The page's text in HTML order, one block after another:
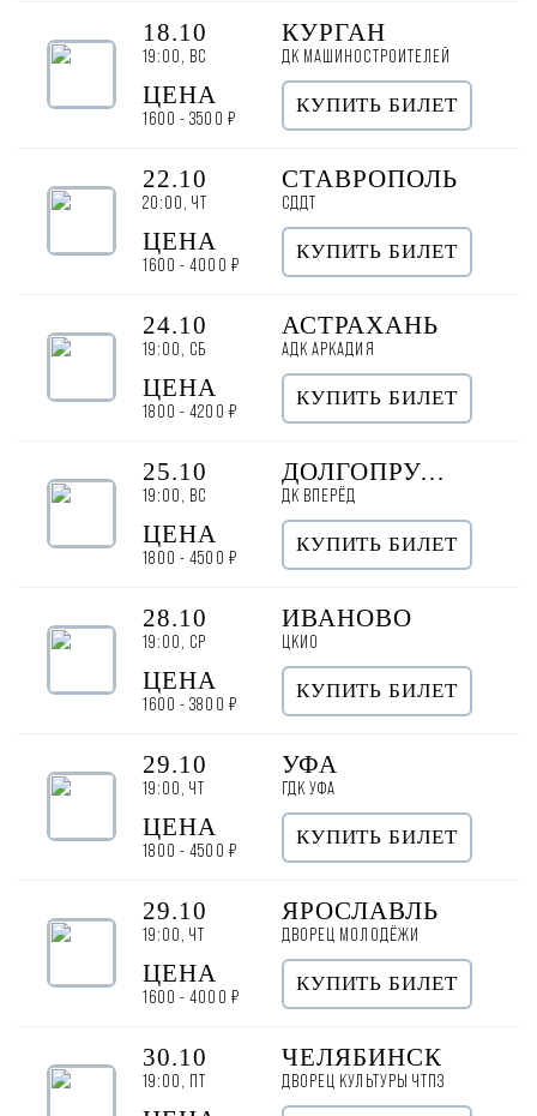
18.10
19:00, ВС
КУРГАН
ДК МАШИНОСТРОИТЕЛЕЙ
ЦЕНА
1600 - 3500 ₽
КУПИТЬ БИЛЕТ
22.10
20:00, ЧТ
СТАВРОПОЛЬ
СДДТ
ЦЕНА
1600 - 4000 ₽
КУПИТЬ БИЛЕТ
24.10
19:00, СБ
АСТРАХАНЬ
АДК АРКАДИЯ
ЦЕНА
1800 - 4200 ₽
КУПИТЬ БИЛЕТ
25.10
19:00, ВС
ДОЛГОПРУДНЫЙ
ДК ВПЕРЁД
ЦЕНА
1800 - 4500 ₽
КУПИТЬ БИЛЕТ
28.10
19:00, СР
ИВАНОВО
ЦКИО
ЦЕНА
1600 - 3800 ₽
КУПИТЬ БИЛЕТ
29.10
19:00, ЧТ
УФА
ГДК УФА
ЦЕНА
1800 - 4500 ₽
КУПИТЬ БИЛЕТ
29.10
19:00, ЧТ
ЯРОСЛАВЛЬ
ДВОРЕЦ МОЛОДЁЖИ
ЦЕНА
1600 - 4000 ₽
КУПИТЬ БИЛЕТ
30.10
19:00, ПТ
ЧЕЛЯБИНСК
ДВОРЕЦ КУЛЬТУРЫ ЧТПЗ